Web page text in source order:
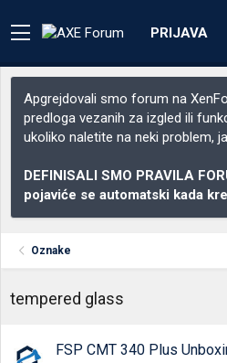
PRIJAVA
Apgrejdovali smo forum na
predloga vezanih za izgled ili
ukoliko naletite na neki problem,
DEFINISALI SMO PRAVILA
pojaviće se automatski kada
Oznake
tempered glass
FSP CMT 340 Plus